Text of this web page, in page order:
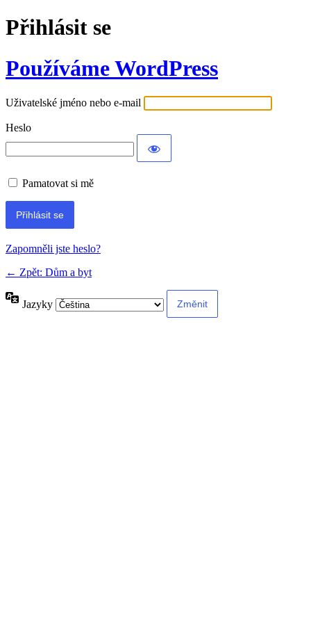
Přihlásit se
Používáme WordPress
Uživatelské jméno nebo e-mail
Heslo
Pamatovat si mě
Alternative:
Zapomněli jste heslo?
← Zpět: Dům a byt
Jazyky